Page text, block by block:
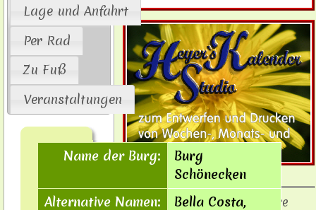
Lage und Anfahrt
Per Rad
Zu Fuß
Veranstaltungen
Name der Burg:
Burg
Schönecken
Alternative Namen:
Bella Costa,
AuchSiekönnen hier Ihre